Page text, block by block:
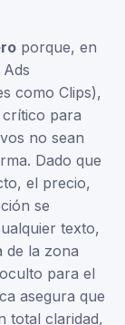
porque, en
como Clips),
para
no sean
Dado que
el precio,
se
texto,
de la zona
para el
asegura que
total claridad,